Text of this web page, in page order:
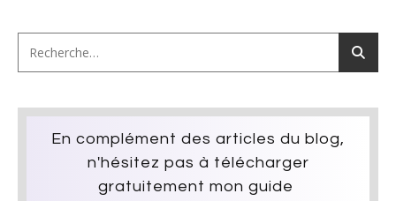
En complément des articles du blog,
n'hésitez pas à télécharger
gratuitement mon guide